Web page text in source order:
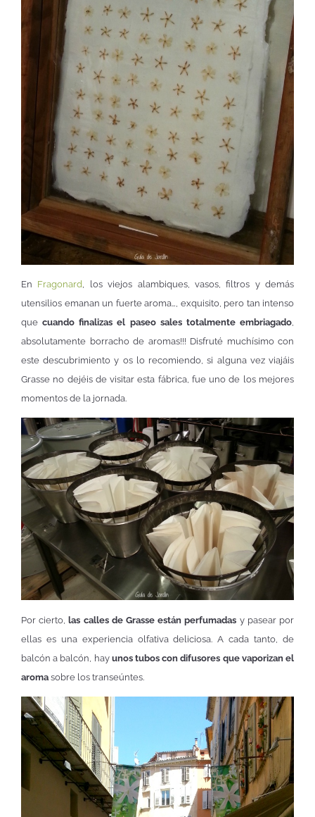
En Fragonard, los viejos alambiques, vasos, filtros y demás
utensilios emanan un fuerte aroma…, exquisito, pero tan intenso
quecuando finalizas el paseo sales totalmente embriagado,
absolutamente borracho de aromas!!! Disfruté muchísimo con
este descubrimiento y os lo recomiendo, si alguna vez viajáis
Grasse no dejéis de visitar esta fábrica, fue uno de los mejores
momentos de la jornada.
Por cierto,las calles de Grasse están perfumadas y pasear por
ellas es una experiencia olfativa deliciosa. A cada tanto, de
balcón a balcón, hay unos tubos con difusores que vaporizan el
aroma sobre los transeúntes.